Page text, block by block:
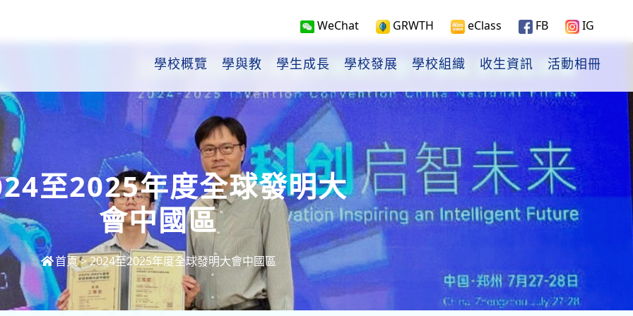
WeChat GRWTH eClass FB IG
學校概覽 學與教 學生成長 學校發展 學校組織 收生資訊 活動相冊
至2025年度全球發明大
會中國區
首頁>2024至2025年度全球發明大會中國區